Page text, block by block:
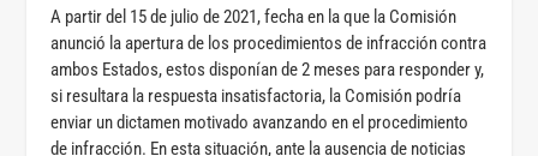
A partir del 15 de julio de 2021, fecha en la que la Comisión
anunció la apertura de los procedimientos de infracción contra
ambos Estados, estos disponían de 2 meses para responder y,
si resultara la respuesta insatisfactoria, la Comisión podría
enviar un dictamen motivado avanzando en el procedimiento
de infracción. En esta situación, ante la ausencia de noticias